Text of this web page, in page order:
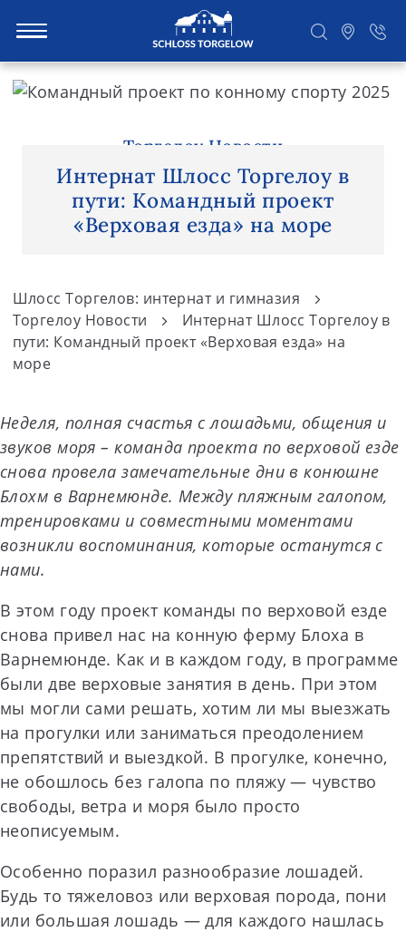
S
Торгелоу Новости
Интернат Шлосс Торгелоу в
пути: Командный проект
«Верховая езда» на море
Шлосс Торгелов: интернат и гимназия
Торгелоу Новости
Интернат Шлосс Торгелоу в
пути: Командный проект «Верховая езда» на
море
Неделя, полная счастья с лошадьми, общения и
звуков моря – команда проекта по верховой езде
снова провела замечательные дни в конюшне
Блохм в Варнемюнде. Между пляжным галопом,
тренировками и совместными моментами
возникли воспоминания, которые останутся с
нами.
В этом году проект команды по верховой езде
снова привел нас на конную ферму Блоха в
Варнемюнде. Как и в каждом году, в программе
были две верховые занятия в день. При этом
мы могли сами решать, хотим ли мы выезжать
на прогулки или заниматься преодолением
препятствий и выездкой. В прогулке, конечно,
не обошлось без галопа по пляжу — чувство
свободы, ветра и моря было просто
неописуемым.
Особенно поразил разнообразие лошадей.
Будь то тяжеловоз или верховая порода, пони
или большая лошадь — для каждого нашлась